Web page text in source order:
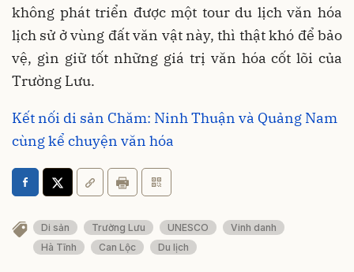
không phát triển được một tour du lịch văn hóa
lịch sử ở vùng đất văn vật này, thì thật khó để bảo
vệ, gìn giữ tốt những giá trị văn hóa cốt lõi của
Trường Lưu.
Kết nối di sản Chăm: Ninh Thuận và Quảng Nam
cùng kể chuyện văn hóa
Di sản Trường Lưu UNESCO
Vinh danh
Hà Tĩnh
Can Lộc Du lịch